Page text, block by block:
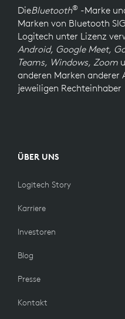
DieBluetooth® -Marke
Marken von Bluetooth
Logitech unter Lizenz
Android, Google Meet,
Teams, Windows, Zoom
anderen Marken anderer
jeweiligen Rechteinhaber
ÜBER UNS
Logitech Story
Karriere
Investoren
Blog
Presse
Kontakt